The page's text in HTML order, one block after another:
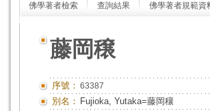
佛學著者檢索 查詢結果 佛學著者規範資
藤岡穣
序號： 63387
別名： Fujioka, Yutaka=藤岡穰